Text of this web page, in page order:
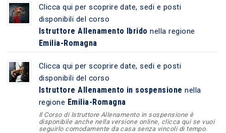
Clicca qui per scoprire date, sedi e posti
disponibili del corso
Istruttore Allenamento Ibrido nella regione
Emilia-Romagna
Clicca qui per scoprire date, sedi e posti
disponibili del corso
Istruttore Allenamento in sospensione nella
regione Emilia-Romagna
Il Corso di Istruttore Allenamento in sospensione è
disponibile anche nella versione online, clicca qui se vuoi
seguirlo comodamente da casa senza vincoli di tempo.